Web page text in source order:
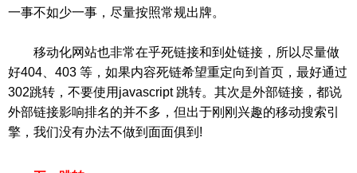
一事不如少一事，尽量按照常规出牌。
移动化网站也非常在乎死链接和到处链接，所以尽量做
好404、403 等，如果内容死链希望重定向到首页，最好通过
302跳转，不要使用javascript 跳转。其次是外部链接，都说
外部链接影响排名的并不多，但出于刚刚兴趣的移动搜索引
擎，我们没有办法不做到面面俱到!